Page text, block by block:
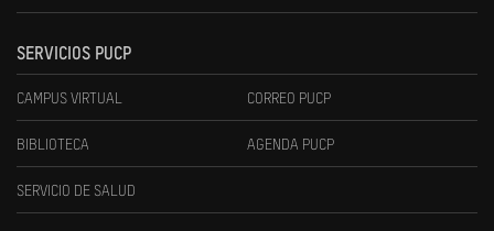
SERVICIOS PUCP
CAMPUS VIRTUAL CORREO PUCP
BIBLIOTECA AGENDA PUCP
SERVICIO DE SALUD